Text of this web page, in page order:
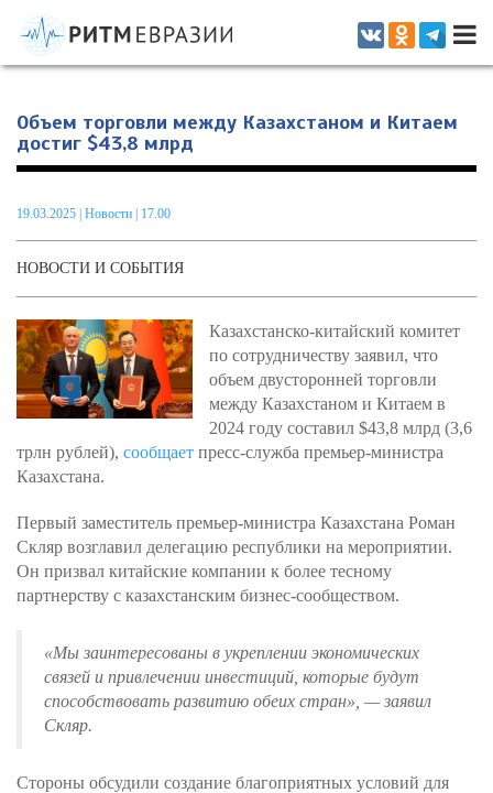
Информационно-аналитическое издание, посвященное актуальным
проблемам интеграции на постсоветском пространстве
Объем торговли между Казахстаном и Китаем
достиг $43,8 млрд
19.03.2025 Новости | 17.00
НОВОСТИ И СОБЫТИЯ
Казахстанско-китайский комитет
по сотрудничеству заявил, что
объем двусторонней торговли
между Казахстаном и Китаем в
2024 году составил $43,8 млрд (3,6
трлн рублей), сообщает пресс-служба премьер-министра
Казахстана.
Первый заместитель премьер-министра Казахстана Роман
Скляр возглавил делегацию республики на мероприятии.
Он призвал китайские компании к более тесному
партнерству с казахстанским бизнес-сообществом.
«Мы заинтересованы в укреплении экономических
связей и привлечении инвестиций, которые будут
способствовать развитию обеих стран», — заявил
Скляр.
Стороны обсудили создание благоприятных условий для